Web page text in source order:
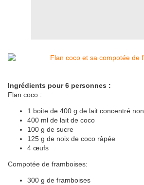
Ingrédients pour 6 personnes :
Flan coco :
1 boite de 400 g de lait concentré
400 ml de lait de coco
100 g de sucre
125 g de noix de coco râpée
4 œufs
Compotée de framboises:
300 g de framboises